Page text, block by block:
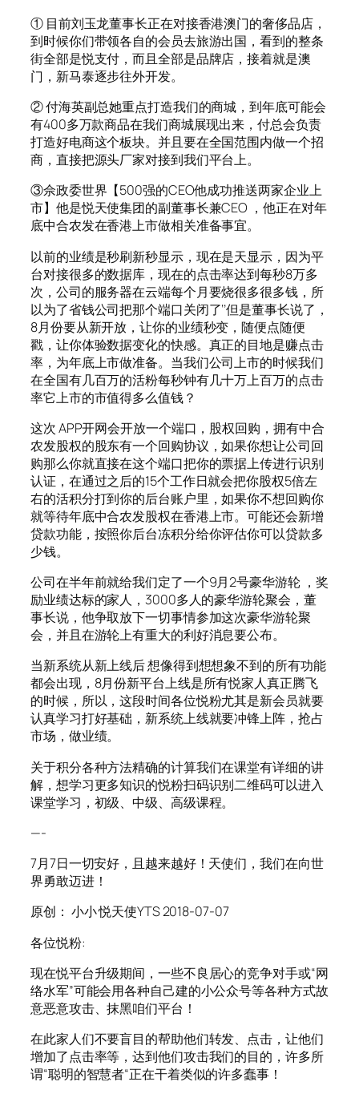
① 目前刘玉龙董事长正在对接香港澳门的奢侈品店，
到时候你们带领各自的会员去旅游出国，看到的整条
街全部是悦支付，而且全部是品牌店，接着就是澳
门，新马泰逐步往外开发。
② 付海英副总她重点打造我们的商城，到年底可能会
有400多万款商品在我们商城展现出来，付总会负责
打造好电商这个板块。并且要在全国范围内做一个招
商，直接把源头厂家对接到我们平台上。
③佘政委世界【500强的CEO他成功推送两家企业上
市】他是悦天使集团的副董事长兼CEO ，他正在对年
底中合农发在香港上市做相关准备事宜。
以前的业绩是秒刷新秒显示，现在是天显示，因为平
台对接很多的数据库，现在的点击率达到每秒8万多
次，公司的服务器在云端每个月要烧很多很多钱，所
以为了省钱公司把那个端口关闭了‘’但是董事长说了，
8月份要从新开放，让你的业绩秒变，随便点随便
戳，让你体验数据变化的快感。真正的目地是赚点击
率，为年底上市做准备。当我们公司上市的时候我们
在全国有几百万的活粉每秒钟有几十万上百万的点击
率它上市的市值得多么值钱？
这次 APP开网会开放一个端口，股权回购，拥有中合
农发股权的股东有一个回购协议，如果你想让公司回
购那么你就直接在这个端口把你的票据上传进行识别
认证，在通过之后的15个工作日就会把你股权5倍左
右的活积分打到你的后台账户里，如果你不想回购你
就等待年底中合农发股权在香港上市。可能还会新增
贷款功能，按照你后台冻积分给你评估你可以贷款多
少钱。
公司在半年前就给我们定了一个9月2号豪华游轮 ，奖
励业绩达标的家人，3000多人的豪华游轮聚会，董
事长说，他争取放下一切事情参加这次豪华游轮聚
会，并且在游轮上有重大的利好消息要公布。
当新系统从新上线后 想像得到想想象不到的所有功能
都会出现，8月份新平台上线是所有悦家人真正腾飞
的时候，所以，这段时间各位悦粉尤其是新会员就要
认真学习打好基础，新系统上线就要冲锋上阵，抢占
市场，做业绩。
关于积分各种方法精确的计算我们在课堂有详细的讲
解，想学习更多知识的悦粉扫码识别二维码可以进入
课堂学习，初级、中级、高级课程。
—-
7月7日一切安好，且越来越好！天使们，我们在向世
界勇敢迈进！
原创： 小小 悦天使YTS 2018-07-07
各位悦粉:
现在悦平台升级期间，一些不良居心的竞争对手或“网
络水军”可能会用各种自己建的小公众号等各种方式故
意恶意攻击、抹黑咱们平台！
在此家人们不要盲目的帮助他们转发、点击，让他们
增加了点击率等，达到他们攻击我们的目的，许多所
谓“聪明的智慧者“正在干着类似的许多蠢事！